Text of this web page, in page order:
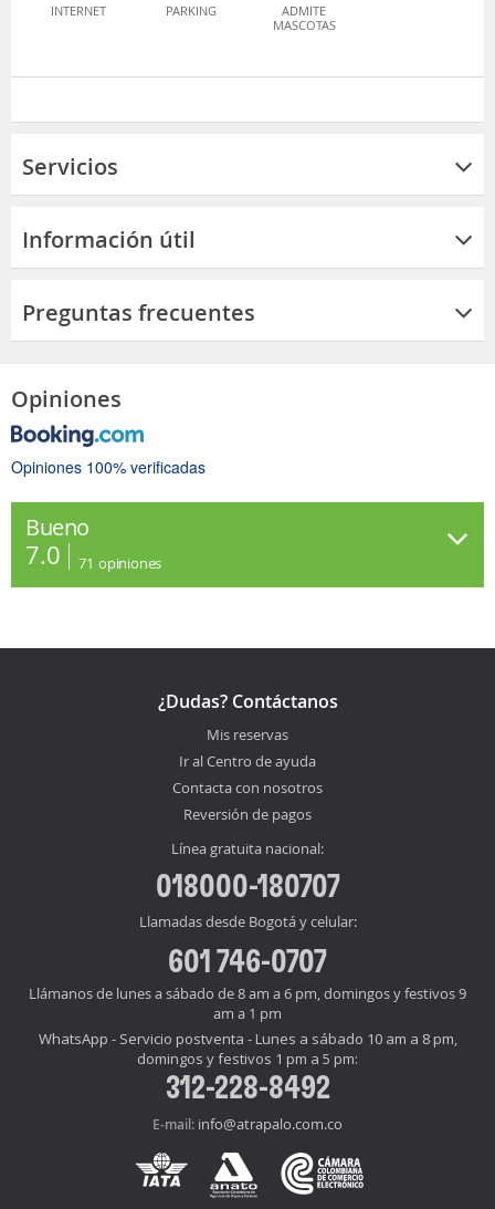
INTERNET PARKING
ADMITE
MASCOTAS
Servicios
Información útil
Preguntas frecuentes
Opiniones
Opiniones 100% verificadas
Bueno
7.0 71 opiniones
¿Dudas? Contáctanos
Mis reservas
Ir al Centro de ayuda
Contacta con nosotros
Reversión de pagos
Línea gratuita nacional:
018000-180707
Llamadas desde Bogotá y celular:
601 746-0707
Llámanos de lunes a sábado de 8 am a 6 pm, domingos y festivos 9
am a 1 pm
WhatsApp - Servicio postventa - Lunes a sábado 10 am a 8 pm,
domingos y festivos 1 pm a 5 pm:
312-228-8492
E-mail: info@atrapalo.com.co